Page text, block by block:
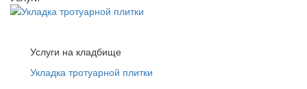
Услуги на кладбище
Укладка тротуарной плитки